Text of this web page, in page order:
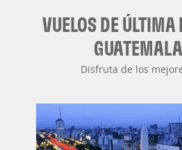
VUELOS DE ÚLTIMA
Disfruta de los